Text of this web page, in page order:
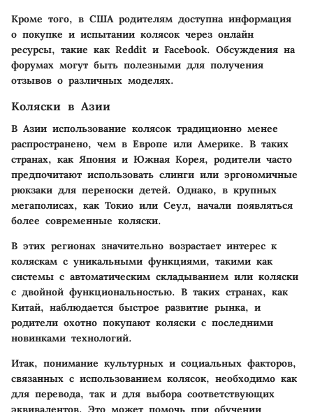
Кроме того, в США родителям доступна информация
о покупке и испытании колясок через онлайн
ресурсы, такие как Reddit и Facebook. Обсуждения на
форумах могут быть полезными для получения
отзывов о различных моделях.
Коляски в Азии
В Азии использование колясок традиционно менее
распространено, чем в Европе или Америке. В таких
странах, как Япония и Южная Корея, родители часто
предпочитают использовать слинги или эргономичные
рюкзаки для переноски детей. Однако, в крупных
мегаполисах, как Токио или Сеул, начали появляться
более современные коляски.
В этих регионах значительно возрастает интерес к
коляскам с уникальными функциями, такими как
системы с автоматическим складыванием или коляски
с двойной функциональностью. В таких странах, как
Китай, наблюдается быстрое развитие рынка, и
родители охотно покупают коляски с последними
новинками технологий.
Итак, понимание культурных и социальных факторов,
связанных с использованием колясок, необходимо как
для перевода, так и для выбора соответствующих
эквивалентов. Это может помочь при обучении